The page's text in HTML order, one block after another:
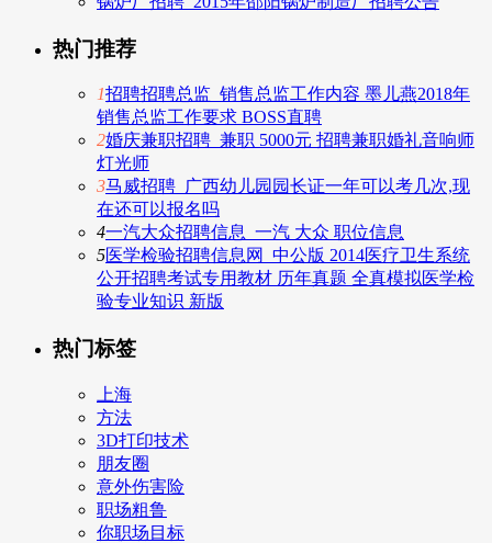
热门推荐
1招聘招聘总监_销售总监工作内容 墨儿燕2018年
销售总监工作要求 BOSS直聘
2婚庆兼职招聘_兼职 5000元 招聘兼职婚礼音响师
灯光师
3马威招聘_广西幼儿园园长证一年可以考几次,现
在还可以报名吗
4一汽大众招聘信息_一汽 大众 职位信息
5医学检验招聘信息网_中公版 2014医疗卫生系统
公开招聘考试专用教材 历年真题 全真模拟医学检
验专业知识 新版
热门标签
上海
方法
3D打印技术
朋友圈
意外伤害险
职场粗鲁
你职场目标